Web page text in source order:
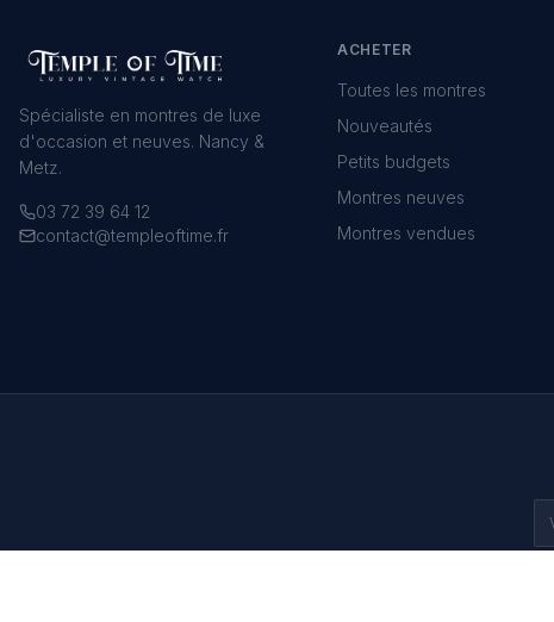
Spécialiste en montres de luxe
d'occasion et neuves. Nancy &
Metz.
03 72 39 64 12
contact@templeoftime.fr
ACHETER
Toutes les montres
Nouveautés
Petits budgets
Montres neuves
Montres vendues